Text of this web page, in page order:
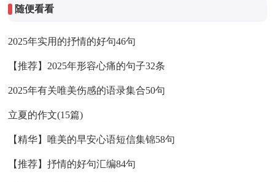
随便看看
2025年实用的抒情的好句46句
【推荐】2025年形容心痛的句子32条
2025年有关唯美伤感的语录集合50句
立夏的作文(15篇)
【精华】唯美的早安心语短信集锦58句
【推荐】抒情的好句汇编84句